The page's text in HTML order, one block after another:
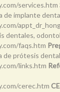
services.htm
de implante
faqs.htm
de prótesis
links.htm
cerec.htm